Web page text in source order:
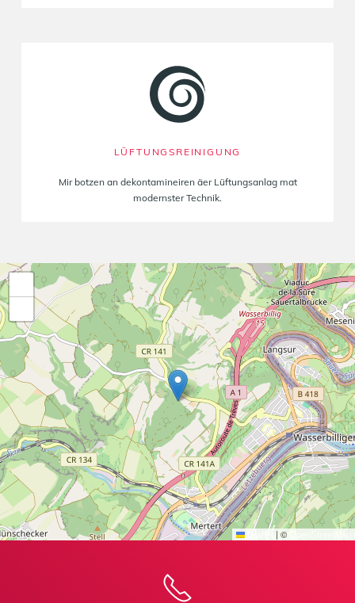
LÜFTUNGSREINIGUNG
Mir botzen an dekontamineiren äer Lüftungsanlag mat
modernster Technik.
Leaflet | © OpenStreetMap